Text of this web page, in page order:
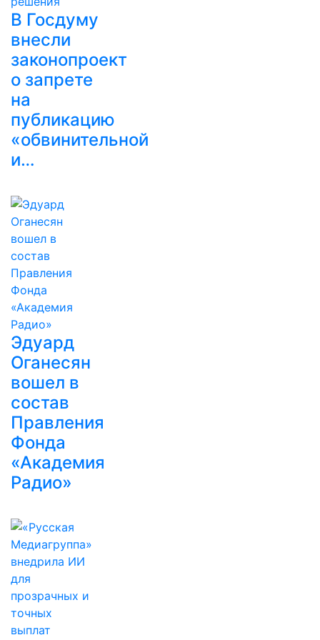
В Госдуму
внесли
законопроект
о запрете
на
публикацию
«обвинительной
и…
Эдуард
Оганесян
вошел в
состав
Правления
Фонда
«Академия
Радио»